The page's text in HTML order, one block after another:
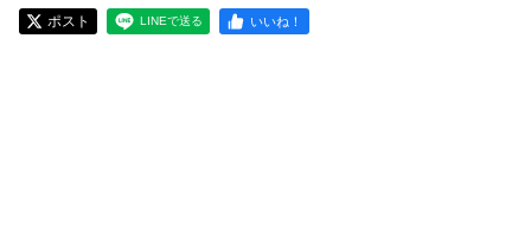
ポスト LINEで送る いいね！